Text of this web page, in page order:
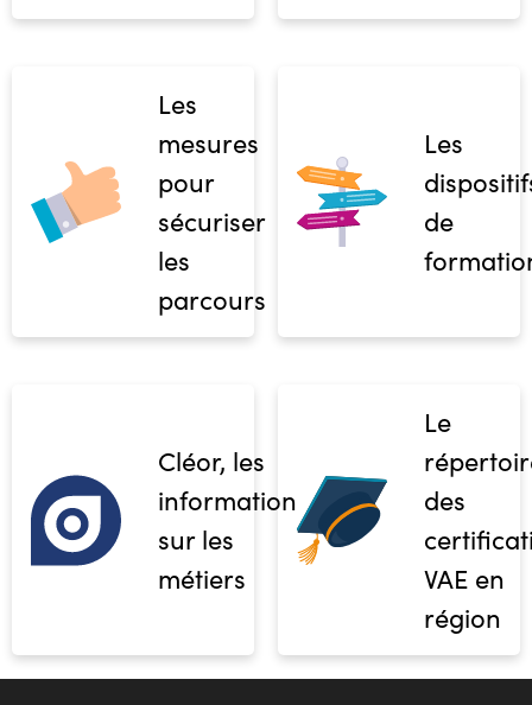
Les
mesures
pour
sécuriser
les
parcours
Les
de
Cléor, les
informations
sur les
métiers
Le
des
VAE en
région